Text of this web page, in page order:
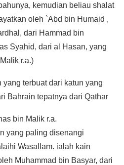
kemudian beliau shalat
oleh `Abd bin Humaid ,
dari Hammad bin
Syahid, dari al Hasan, yang
r.a.)
terbuat dari katun yang
Bahrain tepatnya dari Qathar
bin Malik r.a.
yang paling disenangi
Wasallam. ialah kain
Muhammad bin Basyar, dari